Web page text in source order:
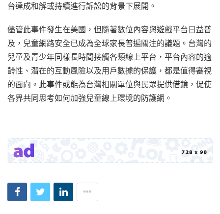
台達成和解或持續進行訴訟的背景下展開。
儘管此事件發生在美國，但隨著數位內容與遊戲平台日益普
及，兒童網路安全已成為全球家長普遍關注的議題。台灣的
兒童及青少年同樣長時間接觸各類線上平台，平台內容的適
齡性、潛在的互動風險以及用戶數據的保護，都是值得審視
的面向。此事件或能為台灣相關單位與民眾提供借鏡，促使
各界共同思考如何加強兒童線上環境的防護網。